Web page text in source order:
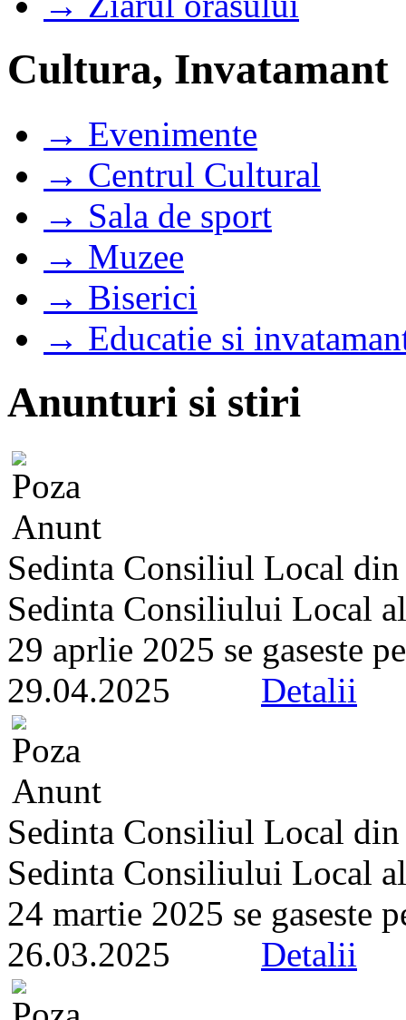
Cultura, Invatamant
→ Evenimente
→ Centrul Cultural
→ Sala de sport
→ Muzee
→ Biserici
→ Educatie si
Anunturi si stiri
Sedinta Consiliul Local
Sedinta Consiliului Local
29 aprlie 2025 se gaseste
29.04.2025 Detalii
Sedinta Consiliul Local
Sedinta Consiliului Local
24 martie 2025 se gaseste
26.03.2025 Detalii